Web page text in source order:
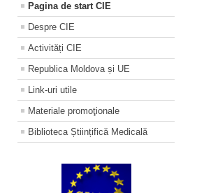
Pagina de start CIE
Despre CIE
Activități CIE
Republica Moldova și UE
Link-uri utile
Materiale promoţionale
Biblioteca Științifică Medicală